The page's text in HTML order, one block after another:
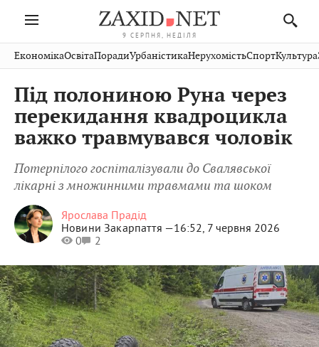
9 СЕРПНЯ, НЕДІЛЯ
Івано-
Франківськ
Волинь
Закарпаття
Рівне
Шептицький
Стрий
Хмельницький
Публікації
Авто СловкоКультура
Кіно Дім СпортКраєзнавство
ФотоОсвітаНерухомість
Домашні
тварини
ЕкономікаОсвітаПорадиУрбаністикаНерухомістьСпортКультура
Під полониною Руна через
перекидання квадроцикла
важко травмувався чоловік
Потерпілого госпіталізували до Свалявської
лікарні з множинними травмами та шоком
Ярослава Прадід
Новини Закарпаття —16:52, 7 червня 2026
0
2